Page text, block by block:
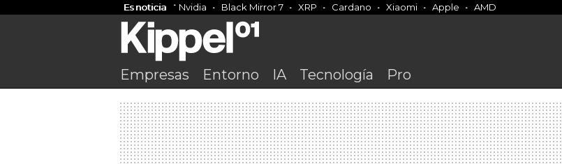
Es noticia Nvidia Black Mirror 7 XRP Cardano Xiaomi Apple AMD
Empresas Entorno IA Tecnología Pro